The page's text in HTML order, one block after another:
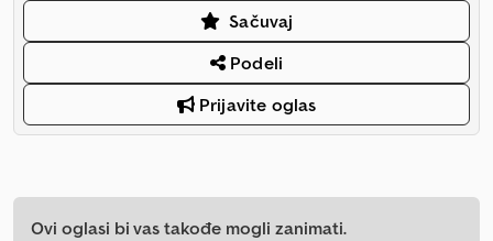
Sačuvaj
Podeli
Prijavite oglas
Ovi oglasi bi vas takođe mogli zanimati.